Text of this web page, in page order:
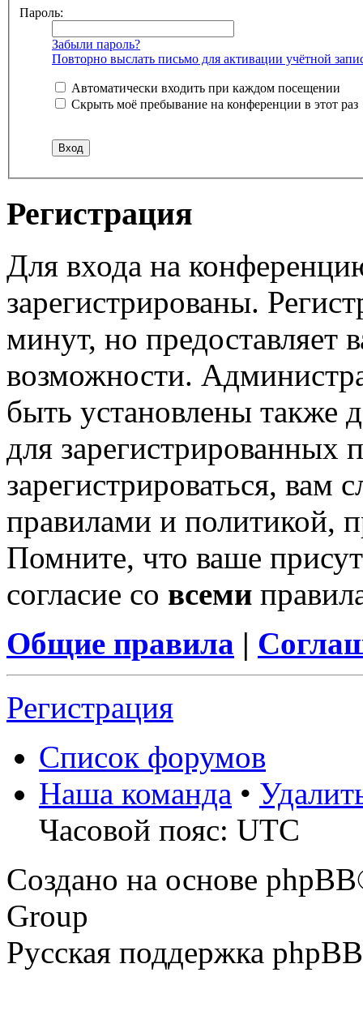
Пароль:
Забыли пароль?
Повторно выслать письмо для активации учётной
Автоматически входить при каждом посещении
Скрыть моё пребывание на конференции в этот раз
Регистрация
Для входа на
зарегистрированы.
минут, но предоставляет
возможности.
быть установлены также
для зарегистрированных
зарегистрироваться, вам
правилами и политикой,
Помните, что ваше
согласие со всеми
Общие правила |
Регистрация
Список форумов
Наша команда •
Часовой пояс: UTC
Создано на основе
Group
Русская поддержка phpBB